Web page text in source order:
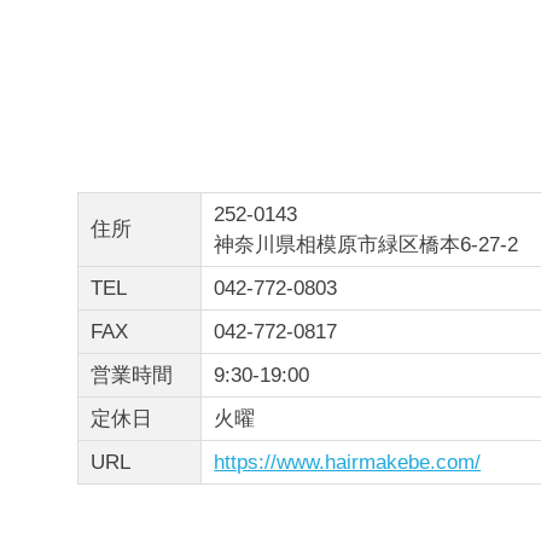
住所
252-0143
神奈川県相模原市緑区橋本6-27-2
TEL
042-772-0803
FAX
042-772-0817
営業時間
9:30-19:00
定休日
火曜
URL
https://www.hairmakebe.com/